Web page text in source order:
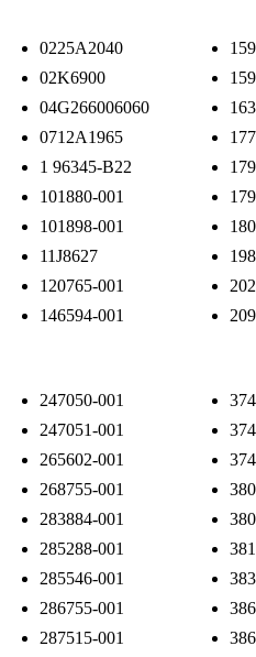
0225A2040
02K6900
04G266006060
0712A1965
1 96345-B22
101880-001
101898-001
11J8627
120765-001
146594-001
247050-001
247051-001
265602-001
268755-001
283884-001
285288-001
285546-001
286755-001
287515-001